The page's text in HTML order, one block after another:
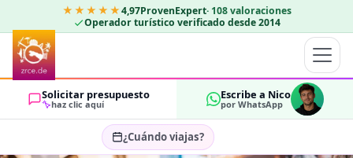
★★★★★4,97ProvenExpert· 108 valoraciones
Operador turístico verificado desde 2014
Solicitar presupuesto
haz clic aquí
Escribe a Nico
por WhatsApp
¿Cuándo viajas?